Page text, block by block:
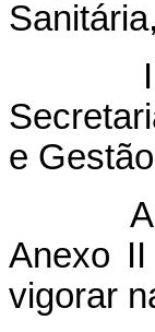
II - da
e
Anexo
vigorar